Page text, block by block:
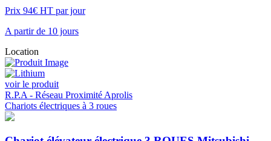
Prix 94€ HT par jour
A partir de 10 jours
Location
voir le produit
R.P.A - Réseau Proximité Aprolis
Chariots électriques à 3 roues